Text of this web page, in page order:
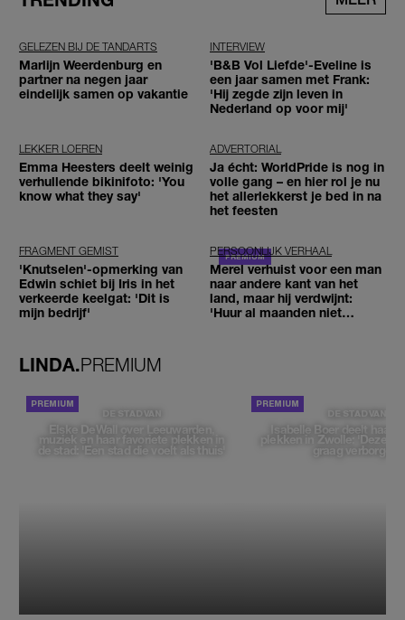
GELEZEN BIJ DE TANDARTS
Marlijn Weerdenburg en
partner na negen jaar
eindelijk samen op vakantie
INTERVIEW
'B&B Vol Liefde'-Eveline is
een jaar samen met Frank:
'Hij zegde zijn leven in
Nederland op voor mij'
LEKKER LOEREN
Emma Heesters deelt weinig
verhullende bikinifoto: 'You
know what they say'
ADVERTORIAL
Ja écht: WorldPride is nog in
volle gang – en hier rol je nu
het allerlekkerst je bed in na
het feesten
FRAGMENT GEMIST
'Knutselen'-opmerking van
Edwin schiet bij Iris in het
verkeerde keelgat: 'Dit is
mijn bedrijf'
PERSOONLIJK VERHAAL
Merel verhuist voor een man
naar andere kant van het
land, maar hij verdwijnt:
'Huur al maanden niet
LINDA.PREMIUM
DE STAD VAN
Elske DeWall over Leeuwarden,
muziek en haar favoriete plekken in
de stad: 'Een stad die voelt als thuis'
DE STAD VAN
Isabelle Boer deelt haar
plekken in Zwolle: 'Deze
graag verborgen'